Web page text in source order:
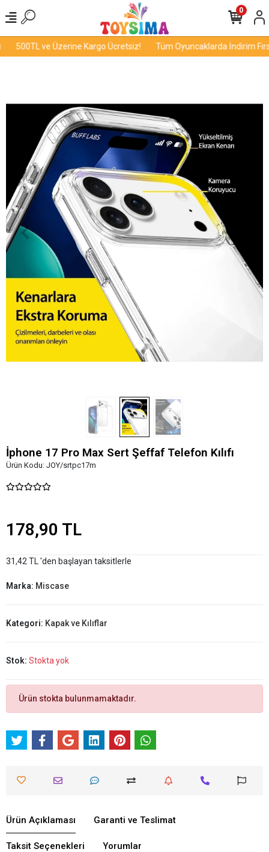
500TL ve Üzerine Kargo Ücretsiz! Tüm Oyuncaklarda İndirim
0
İphone 17 Pro Max Sert Şeffaf Telefon Kılıfı
Ürün Kodu: JOY/srtpc17m
178,90 TL
31,42 TL 'den başlayan taksitlerle
Marka: Miscase
Kategori: Kapak ve Kılıflar
Stok: Stokta yok
Ürün stokta bulunmamaktadır.
Ürün Açıklaması Garanti ve Teslimat
Taksit Seçenekleri Yorumlar